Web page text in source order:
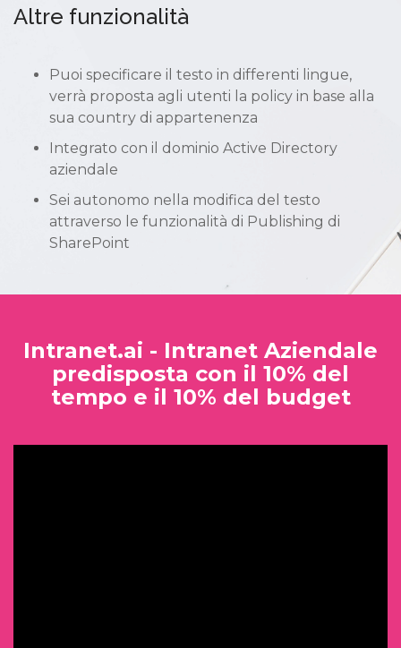
Altre funzionalità
Puoi specificare il testo in differenti lingue,
verrà proposta agli utenti la policy in base alla
sua country di appartenenza
Integrato con il dominio Active Directory
aziendale
Sei autonomo nella modifica del testo
attraverso le funzionalità di Publishing di
SharePoint
Intranet.ai - Intranet Aziendale
predisposta con il 10% del
tempo e il 10% del budget